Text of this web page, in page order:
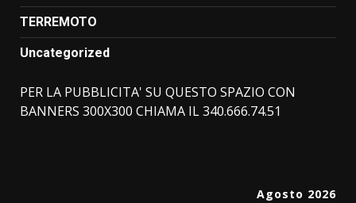
TERREMOTO
Uncategorized
PER LA PUBBLICITA' SU QUESTO SPAZIO CON
BANNERS 300X300 CHIAMA IL 340.666.74.51
Agosto 2026